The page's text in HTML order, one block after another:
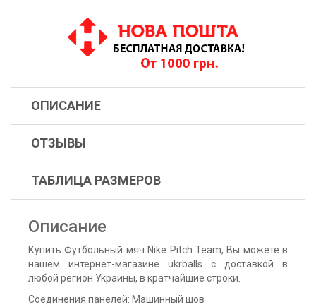
ОПИСАНИЕ
ОТЗЫВЫ
ТАБЛИЦА РАЗМЕРОВ
Описание
Купить Футбольный мяч Nike Pitch Team, Вы можете в
нашем интернет-магазине ukrballs с доставкой в
любой регион Украины, в кратчайшие строки.
Соединения панелей: Машинный шов